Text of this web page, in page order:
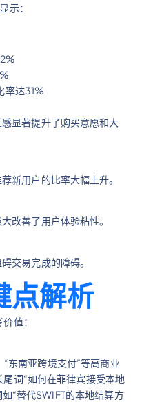
示：
率达31%
显著提升了购买意愿和大
新用户的比率大幅上升。
改善了用户体验粘性。
交易完成的障碍。
点解析
值：
东南亚跨境支付”等高商业
词“如何在菲律宾接受本地
“替代SWIFT的本地结算方